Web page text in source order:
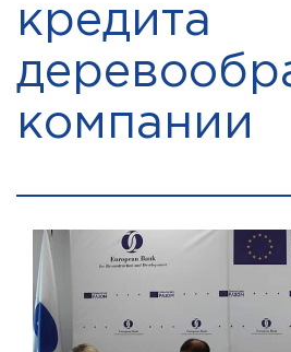
кредита
компании